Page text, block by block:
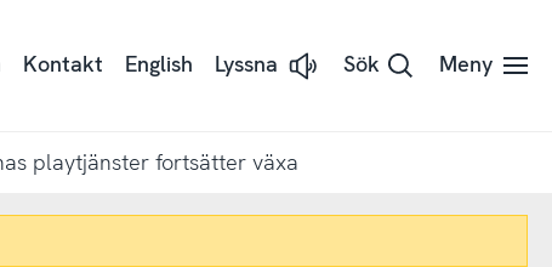
Kontakt English Lyssna
Lyssna
med
Sök Meny
playtjänster fortsätter växa